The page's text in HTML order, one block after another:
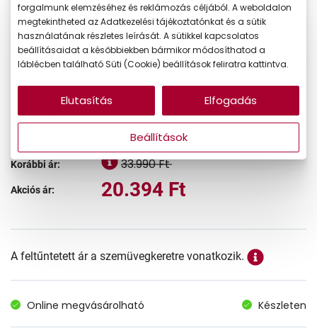
-40%
Korábbi ár: 33.990 Ft
Akciós ár: 20.394 Ft
A feltűntetett ár a szemüvegkeretre vonatkozik.
Online megvásárolható Készleten
forgalmunk elemzéséhez és reklámozás céljából. A weboldalon
megtekintheted az Adatkezelési tájékoztatónkat és a sütik
használatának részletes leírását. A sütikkel kapcsolatos
beállításaidat a későbbiekben bármikor módosíthatod a
láblécben található Süti (Cookie) beállítások feliratra kattintva.
Beállítások
Elutasítás Elfogadás